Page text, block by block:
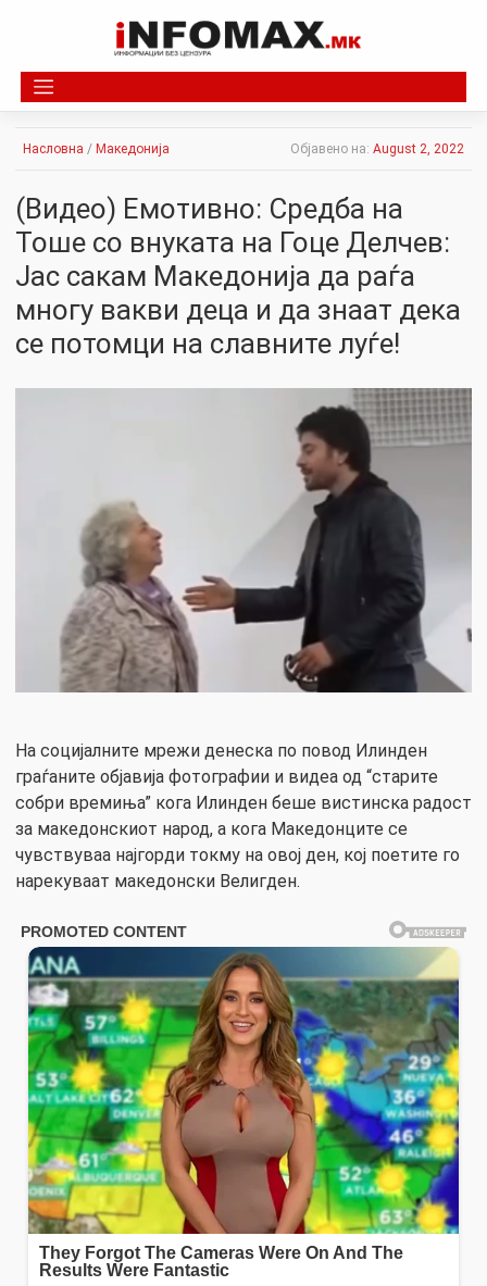
Насловна / Македонија Објавено на: August 2, 2022
(Видео) Емотивно: Средба на
Тоше со внуката на Гоце Делчев:
Јас сакам Македонија да раѓа
многу вакви деца и да знаат дека
се потомци на славните луѓе!
На социјалните мрежи денеска по повод Илинден
граѓаните објавија фотографии и видеа од “старите
собри времиња” кога Илинден беше вистинска радост
за македонскиот народ, а кога Македонците се
чувствуваа најгорди токму на овој ден, кој поетите го
нарекуваат македонски Велигден.